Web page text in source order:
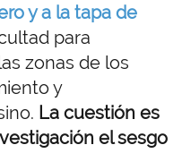
y a la tapa de
para
zonas de los
y
La cuestión es
el sesgo